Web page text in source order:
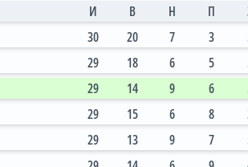
И В Н П
30 20 7 3
29 18 6 5
29 14 9 6
29 15 6 8
29 13 9 7